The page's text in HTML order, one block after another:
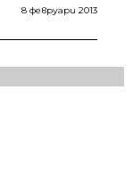
8 февруари 2013